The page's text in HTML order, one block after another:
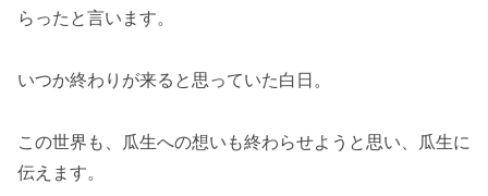
らったと言います。
いつか終わりが来ると思っていた白日。
この世界も、瓜生への想いも終わらせようと思い、瓜生に
伝えます。